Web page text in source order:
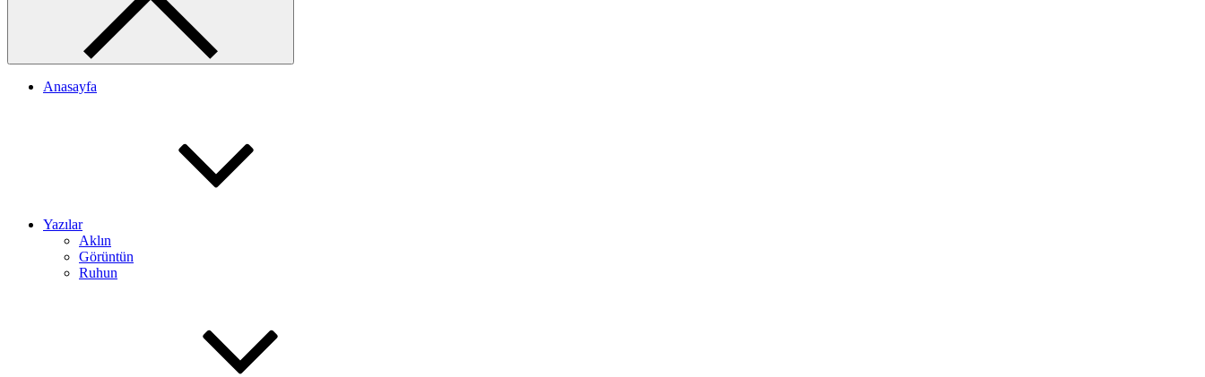
Anasayfa
Yazılar
Aklın
Görüntün
Ruhun